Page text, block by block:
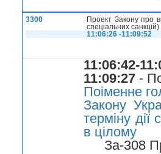
3300
Проект Закону про
спеціальних
11:06:26 -11:09:52
11:06:42-
11:09:27 -
Поіменне
Закону
терміну
в цілому
За-308